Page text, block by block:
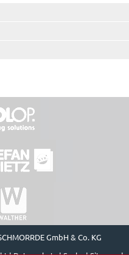
GmbH & Co. KG